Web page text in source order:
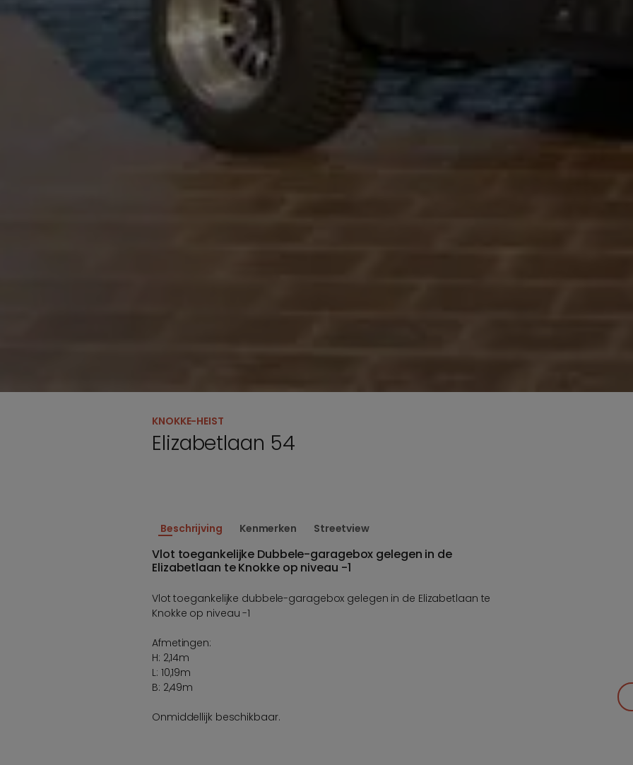
KNOKKE-HEIST
Elizabetlaan 54
Beschrijving Kenmerken Streetview
Vlot toegankelijke Dubbele-garagebox gelegen in de
Elizabetlaan te Knokke op niveau -1
Vlot toegankelijke dubbele-garagebox gelegen in de Elizabetlaan te
Knokke op niveau -1
Afmetingen:
H: 2,14m
L: 10,19m
B: 2,49m
Onmiddellijk beschikbaar.